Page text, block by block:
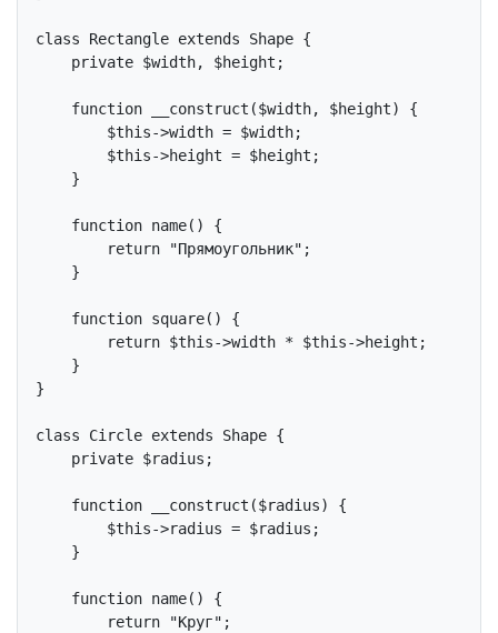
class Rectangle extends Shape {
private $width, $height;
function __construct ($width, $height)
{
$this->width = $width;
$this->height = $height;
    }
function name()
{
return
"Прямоугольник" ;
    }
function square()
{
return $this->width * $this->height;
    }
}
class Circle extends Shape {
private $radius;
function __construct ($radius)
{
$this->radius = $radius;
    }
function name()
{
return
"Круг" ;